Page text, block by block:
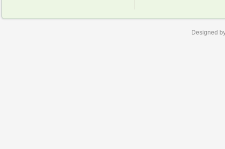
Designed